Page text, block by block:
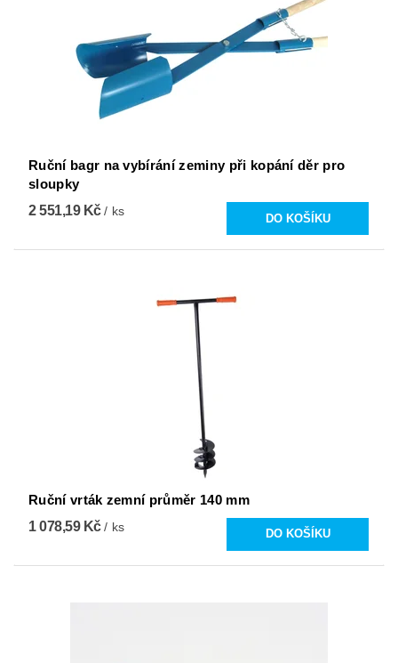
Ruční bagr na vybírání zeminy při kopání děr pro
sloupky
2 551,19 Kč/ ks
Ruční vrták zemní průměr 140 mm
1 078,59 Kč/ ks